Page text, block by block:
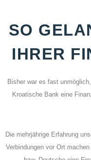
SO
IHRER
Bisher war es fast
Kroatische Bank eine
Die mehrjährige Erfahrung
Verbindungen vor Ort